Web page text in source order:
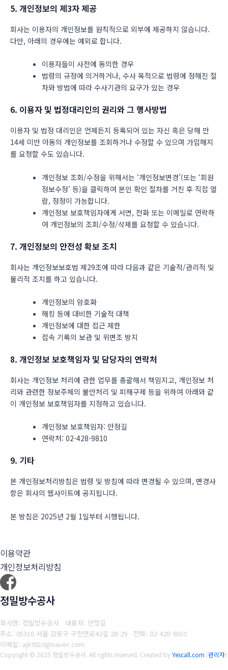
5. 개인정보의 제3자 제공
회사는 이용자의 개인정보를 원칙적으로 외부에 제공하지 않습니다.
다만, 아래의 경우에는 예외로 합니다.
이용자들이 사전에 동의한 경우
법령의 규정에 의거하거나, 수사 목적으로 법령에 정해진 절
차와 방법에 따라 수사기관의 요구가 있는 경우
6. 이용자 및 법정대리인의 권리와 그 행사방법
이용자 및 법정 대리인은 언제든지 등록되어 있는 자신 혹은 당해 만
14세 미만 아동의 개인정보를 조회하거나 수정할 수 있으며 가입해지
를 요청할 수도 있습니다.
개인정보 조회/수정을 위해서는 ‘개인정보변경’(또는 ‘회원
정보수정’ 등)을 클릭하여 본인 확인 절차를 거친 후 직접 열
람, 정정이 가능합니다.
개인정보 보호책임자에게 서면, 전화 또는 이메일로 연락하
여 개인정보의 조회/수정/삭제를 요청할 수 있습니다.
7. 개인정보의 안전성 확보 조치
회사는 개인정보보호법 제29조에 따라 다음과 같은 기술적/관리적 및
물리적 조치를 하고 있습니다.
개인정보의 암호화
해킹 등에 대비한 기술적 대책
개인정보에 대한 접근 제한
접속 기록의 보관 및 위변조 방지
8. 개인정보 보호책임자 및 담당자의 연락처
회사는 개인정보 처리에 관한 업무를 총괄해서 책임지고, 개인정보 처
리와 관련한 정보주체의 불만처리 및 피해구제 등을 위하여 아래와 같
이 개인정보 보호책임자를 지정하고 있습니다.
개인정보 보호책임자: 안정길
연락처: 02-428-9810
9. 기타
본 개인정보처리방침은 법령 및 방침에 따라 변경될 수 있으며, 변경사
항은 회사의 웹사이트에 공지됩니다.
본 방침은 2025년 2월 1일부터 시행됩니다.
이용약관
개인정보처리방침
정밀방수공사
회사명: 정밀방수공사 대표자: 안정길
주소: 05310 서울 강동구 구천면로42길 28-29 전화: 02-428-9810
이메일: ajk9810@naver.com
Copyright © 2025 정밀방수공사. All rights reserved. Created byYescall.com [관리자]